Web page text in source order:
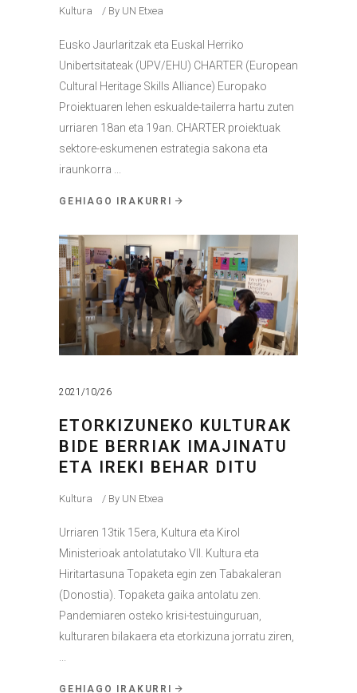
Kultura By UN Etxea
Eusko Jaurlaritzak eta Euskal Herriko
Unibertsitateak (UPV/EHU) CHARTER (European
Cultural Heritage Skills Alliance) Europako
Proiektuaren lehen eskualde-tailerra hartu zuten
urriaren 18an eta 19an. CHARTER proiektuak
sektore-eskumenen estrategia sakona eta
iraunkorra
GEHIAGO IRAKURRI
2021/10/26
ETORKIZUNEKO KULTURAK
BIDE BERRIAK IMAJINATU
ETA IREKI BEHAR DITU
Kultura By UN Etxea
Urriaren 13tik 15era, Kultura eta Kirol
Ministerioak antolatutako VII. Kultura eta
Hiritartasuna Topaketa egin zen Tabakaleran
(Donostia). Topaketa gaika antolatu zen.
Pandemiaren osteko krisi-testuinguruan,
kulturaren bilakaera eta etorkizuna jorratu ziren,
GEHIAGO IRAKURRI